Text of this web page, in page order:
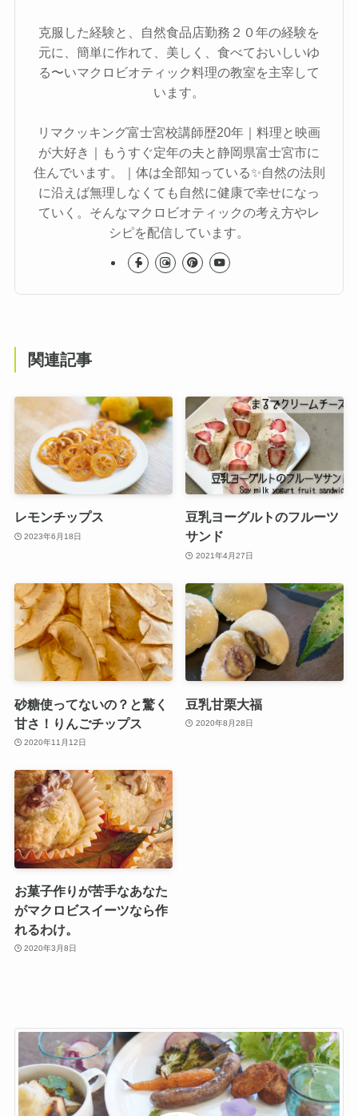
克服した経験と、自然食品店勤務２０年の経験を
元に、簡単に作れて、美しく、食べておいしいゆ
る〜いマクロビオティック料理の教室を主宰して
います。
リマクッキング富士宮校講師歴20年｜料理と映画
が大好き｜もうすぐ定年の夫と静岡県富士宮市に
住んでいます。｜体は全部知っている✨自然の法則
に沿えば無理しなくても自然に健康で幸せになっ
ていく。そんなマクロビオティックの考え方やレ
シピを配信しています。
関連記事
レモンチップス
2023年6月18日
豆乳ヨーグルトのフルーツ
サンド
2021年4月27日
砂糖使ってないの？と驚く
甘さ！りんごチップス
2020年11月12日
豆乳甘栗大福
2020年8月28日
お菓子作りが苦手なあなた
がマクロビスイーツなら作
れるわけ。
2020年3月8日